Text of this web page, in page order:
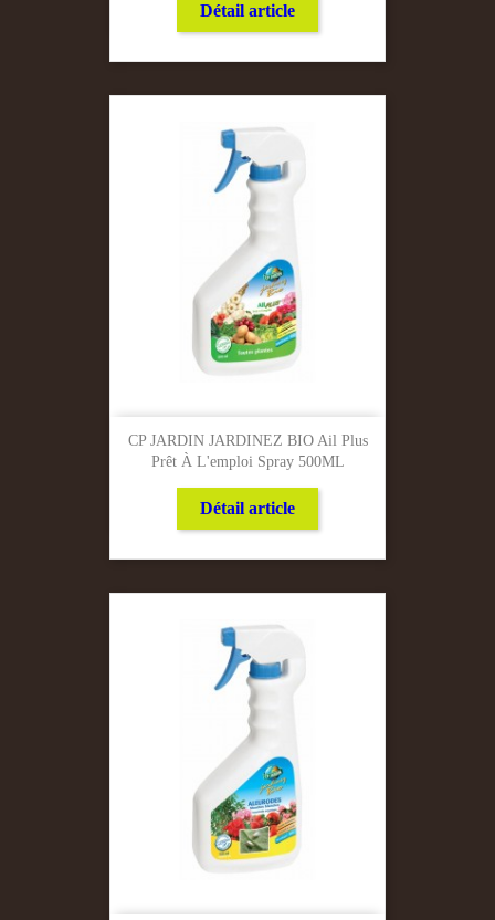
Détail article
CP JARDIN JARDINEZ BIO Ail Plus
Prêt À L'emploi Spray 500ML
Détail article